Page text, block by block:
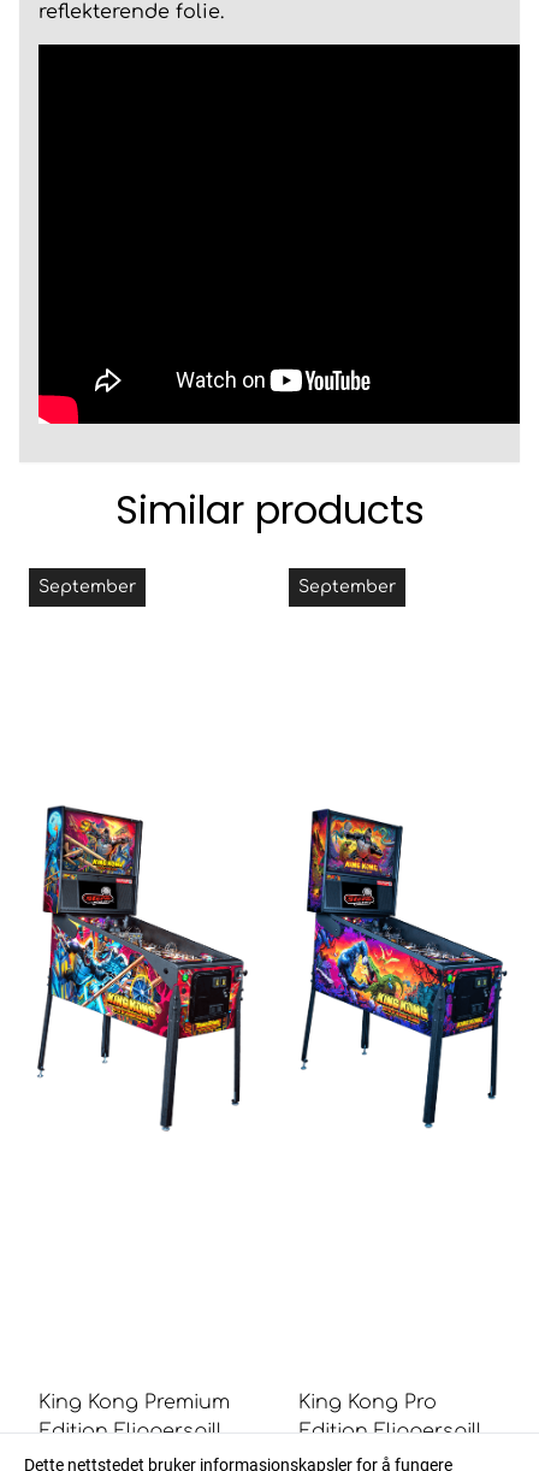
reflekterende folie.
Similar products
September
King Kong Premium
Edition Flipperspill -
Stern ...
12 748.75
September
King Kong Pro
Edition Flipperspill -
Stern ...
9 373.75
Dette nettstedet bruker informasjonskapsler for å fungere